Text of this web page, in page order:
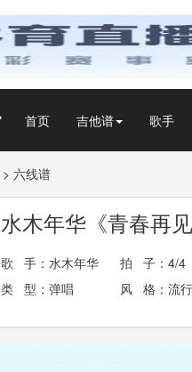
首页 吉他谱 歌手
> 六线谱
水木年华《青春再
歌 手： 水木年华 拍 子：4/4
类 型：弹唱
风 格：流行